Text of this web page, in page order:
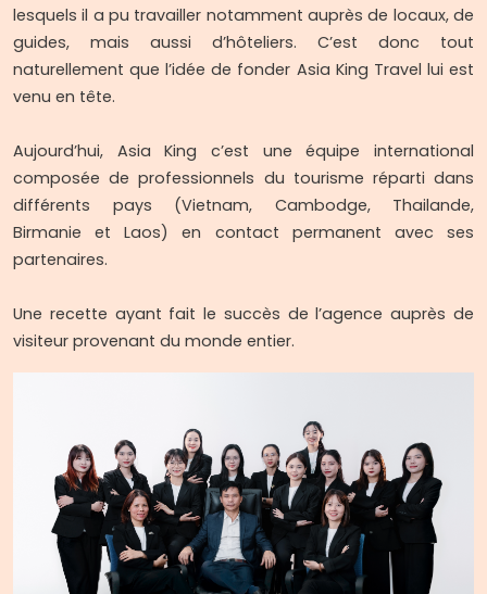
lesquels il a pu travailler notamment auprès de locaux, de
guides, mais aussi d’hôteliers. C’est donc tout
naturellement que l’idée de fonder Asia King Travel lui est
venu en tête.
Aujourd’hui, Asia King c’est une équipe international
composée de professionnels du tourisme réparti dans
différents pays (Vietnam, Cambodge, Thailande,
Birmanie et Laos) en contact permanent avec ses
partenaires.
Une recette ayant fait le succès de l’agence auprès de
visiteur provenant du monde entier.